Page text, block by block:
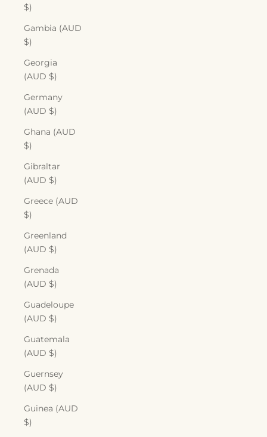
$)
Gambia (AUD
$)
Georgia
(AUD $)
Germany
(AUD $)
Ghana (AUD
$)
Gibraltar
(AUD $)
Greece (AUD
$)
Greenland
(AUD $)
Grenada
(AUD $)
Guadeloupe
(AUD $)
Guatemala
(AUD $)
Guernsey
(AUD $)
Guinea (AUD
$)